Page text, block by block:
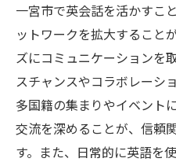
一宮市で英会話を活かすこ
ットワークを拡大すること
ズにコミュニケーションを
スチャンスやコラボレーシ
多国籍の集まりやイベント
交流を深めることが、信頼
す。また、日常的に英語を